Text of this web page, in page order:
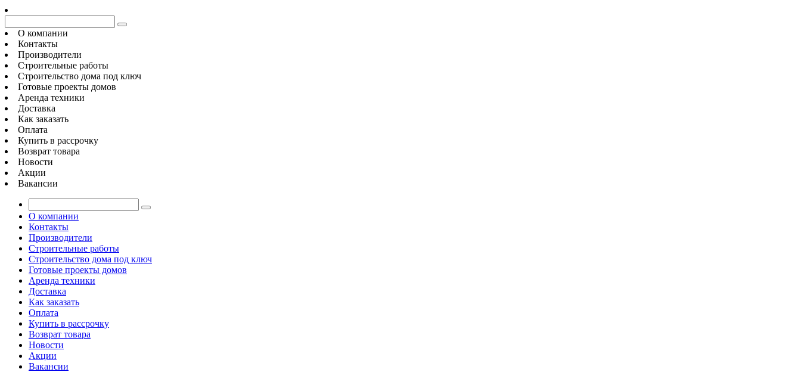
О компании
Контакты
Производители
Строительные работы
Строительство дома под ключ
Готовые проекты домов
Аренда техники
Доставка
Как заказать
Оплата
Купить в рассрочку
Возврат товара
Новости
Акции
Вакансии
О компании
Контакты
Производители
Строительные работы
Строительство дома под ключ
Готовые проекты домов
Аренда техники
Доставка
Как заказать
Оплата
Купить в рассрочку
Возврат товара
Новости
Акции
Вакансии